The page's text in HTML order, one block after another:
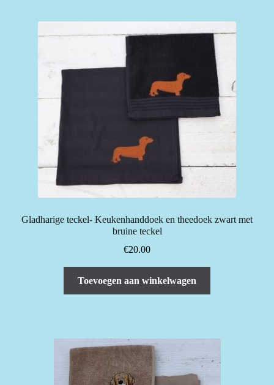
Gladharige teckel- Keukenhanddoek en theedoek zwart met
bruine teckel
€20.00
Toevoegen aan winkelwagen